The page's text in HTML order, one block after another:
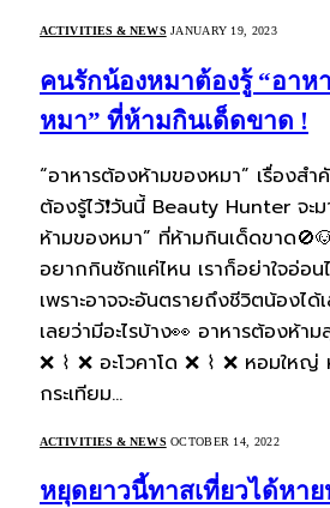
ACTIVITIES & NEWS JANUARY 19, 2023
คนรักน้องหมาต้องรู้ “อาห
หมา” ที่ห้ามกินเด็ดขาด !
“อาหารต้องห้ามของหมา” เรื่องส
ต้องรู้ไว้❗วันนี้ Beauty Hunter จะ
ห้ามของหมา” ที่ห้ามกินเด็ดขาด
อยากกินซักแค่ไหน เราก็อย่าใจอ่อน
เพราะอาจจะอันตรายถึงชีวิตน้องไ
เลยว่ามีอะไรบ้าง👀 อาหารต้องห้า
❌ ⌇ ❌ อะโวคาโด ❌ ⌇ ❌ หอมให
กระเทียม…
ACTIVITIES & NEWS OCTOBER 14, 2022
หยุดยาวนี้ทาสเที่ยวได้หา